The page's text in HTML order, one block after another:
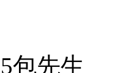
包先生